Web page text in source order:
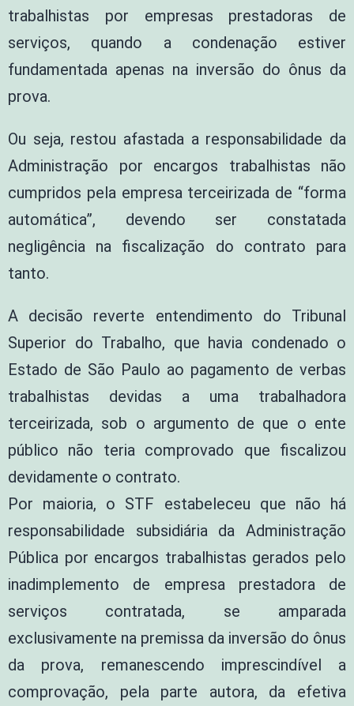
trabalhistas por empresas prestadoras de
serviços, quando a condenação estiver
fundamentada apenas na inversão do ônus da
prova.
Ou seja, restou afastada a responsabilidade da
Administração por encargos trabalhistas não
cumpridos pela empresa terceirizada de “forma
automática”, devendo ser constatada
negligência na fiscalização do contrato para
tanto.
A decisão reverte entendimento do Tribunal
Superior do Trabalho, que havia condenado o
Estado de São Paulo ao pagamento de verbas
trabalhistas devidas a uma trabalhadora
terceirizada, sob o argumento de que o ente
público não teria comprovado que fiscalizou
devidamente o contrato.
Por maioria, o STF estabeleceu que não há
responsabilidade subsidiária da Administração
Pública por encargos trabalhistas gerados pelo
inadimplemento de empresa prestadora de
serviços contratada, se amparada
exclusivamente na premissa da inversão do ônus
da prova, remanescendo imprescindível a
comprovação, pela parte autora, da efetiva